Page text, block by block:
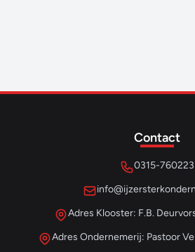
Contact
0315-760223
Adres Klooster: F.B.
Adres Ondernemerij: Pastoor